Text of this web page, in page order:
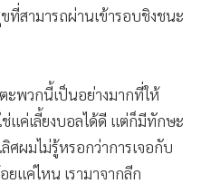
ที่สามารถผ่านเข้ารอบชิงชนะ
พวกนี้เป็นอย่างมากที่ให้
ช่แค่เลี้ยงบอลได้ดี แต่ก็มีทักษะ
ศผมไม่รู้หรอกว่าการเจอกับ
แค่ไหน เรามาจากลีก